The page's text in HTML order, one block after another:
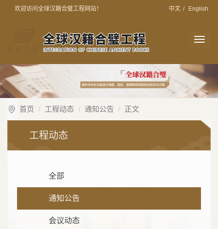
欢迎访问全球汉籍合璧工程网站！ 中文 / English
切
导
航
首页 工程动态 通知公告 正文
工程动态
全部
通知公告
会议动态